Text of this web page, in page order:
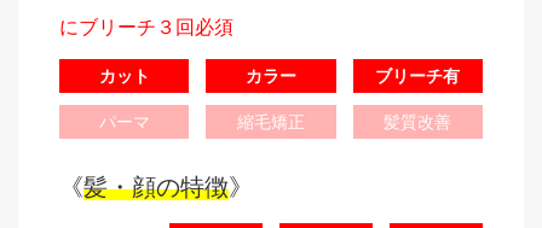
にブリーチ３回必須
カット カラー ブリーチ有
パーマ 縮毛矯正 髪質改善
《髪・顔の特徴》